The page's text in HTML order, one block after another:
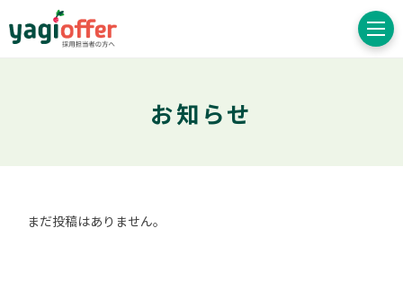
お知らせ
まだ投稿はありません。